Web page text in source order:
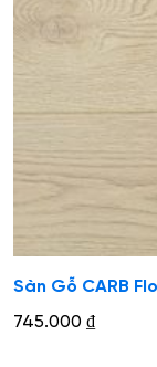
Sàn Gỗ CARB
745.000 ₫